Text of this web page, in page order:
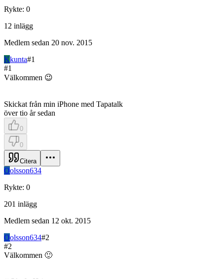
Rykte: 0
12 inlägg
Medlem sedan 20 nov. 2015
Kkunta#1
#1
Välkommen 😉
Skickat från min iPhone med Tapatalk
över tio år sedan
0
0
Citera
Oolsson634
Rykte: 0
201 inlägg
Medlem sedan 12 okt. 2015
Oolsson634#2
#2
Välkommen 🙂